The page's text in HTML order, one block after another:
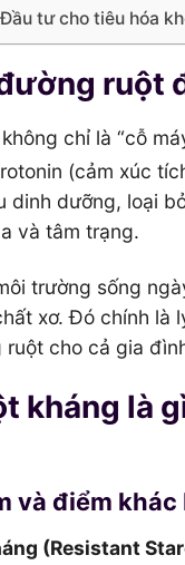
tư cho tiêu hóa
ruột
chỉ là “cỗ
(cảm xúc
dinh dưỡng, loại
và tâm trạng.
trường sống
xơ. Đó chính là
ruột cho cả gia
kháng là
và điểm
(Resistant